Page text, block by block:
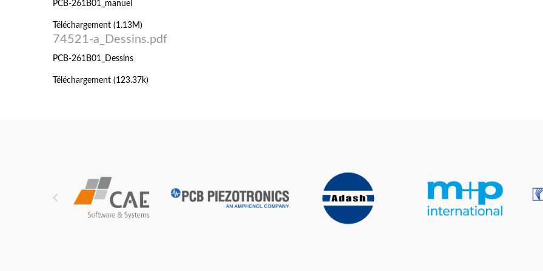
PCB-261B01_manuel
Téléchargement (1.13M)
74521-a_Dessins.pdf
PCB-261B01_Dessins
Téléchargement (123.37k)
